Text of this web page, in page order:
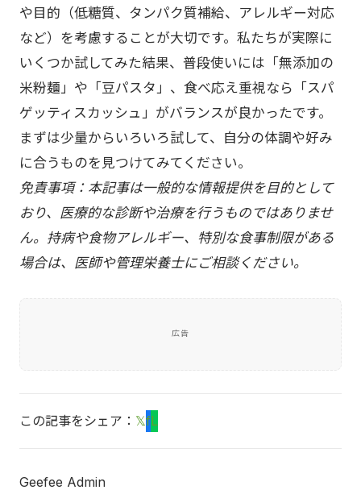
や目的（低糖質、タンパク質補給、アレルギー対応
など）を考慮することが大切です。私たちが実際に
いくつか試してみた結果、普段使いには「無添加の
米粉麺」や「豆パスタ」、食べ応え重視なら「スパ
ゲッティスカッシュ」がバランスが良かったです。
まずは少量からいろいろ試して、自分の体調や好み
に合うものを見つけてみてください。
免責事項：本記事は一般的な情報提供を目的として
おり、医療的な診断や治療を行うものではありませ
ん。持病や食物アレルギー、特別な食事制限がある
場合は、医師や管理栄養士にご相談ください。
広告
この記事をシェア： 𝕏fL
Geefee Admin